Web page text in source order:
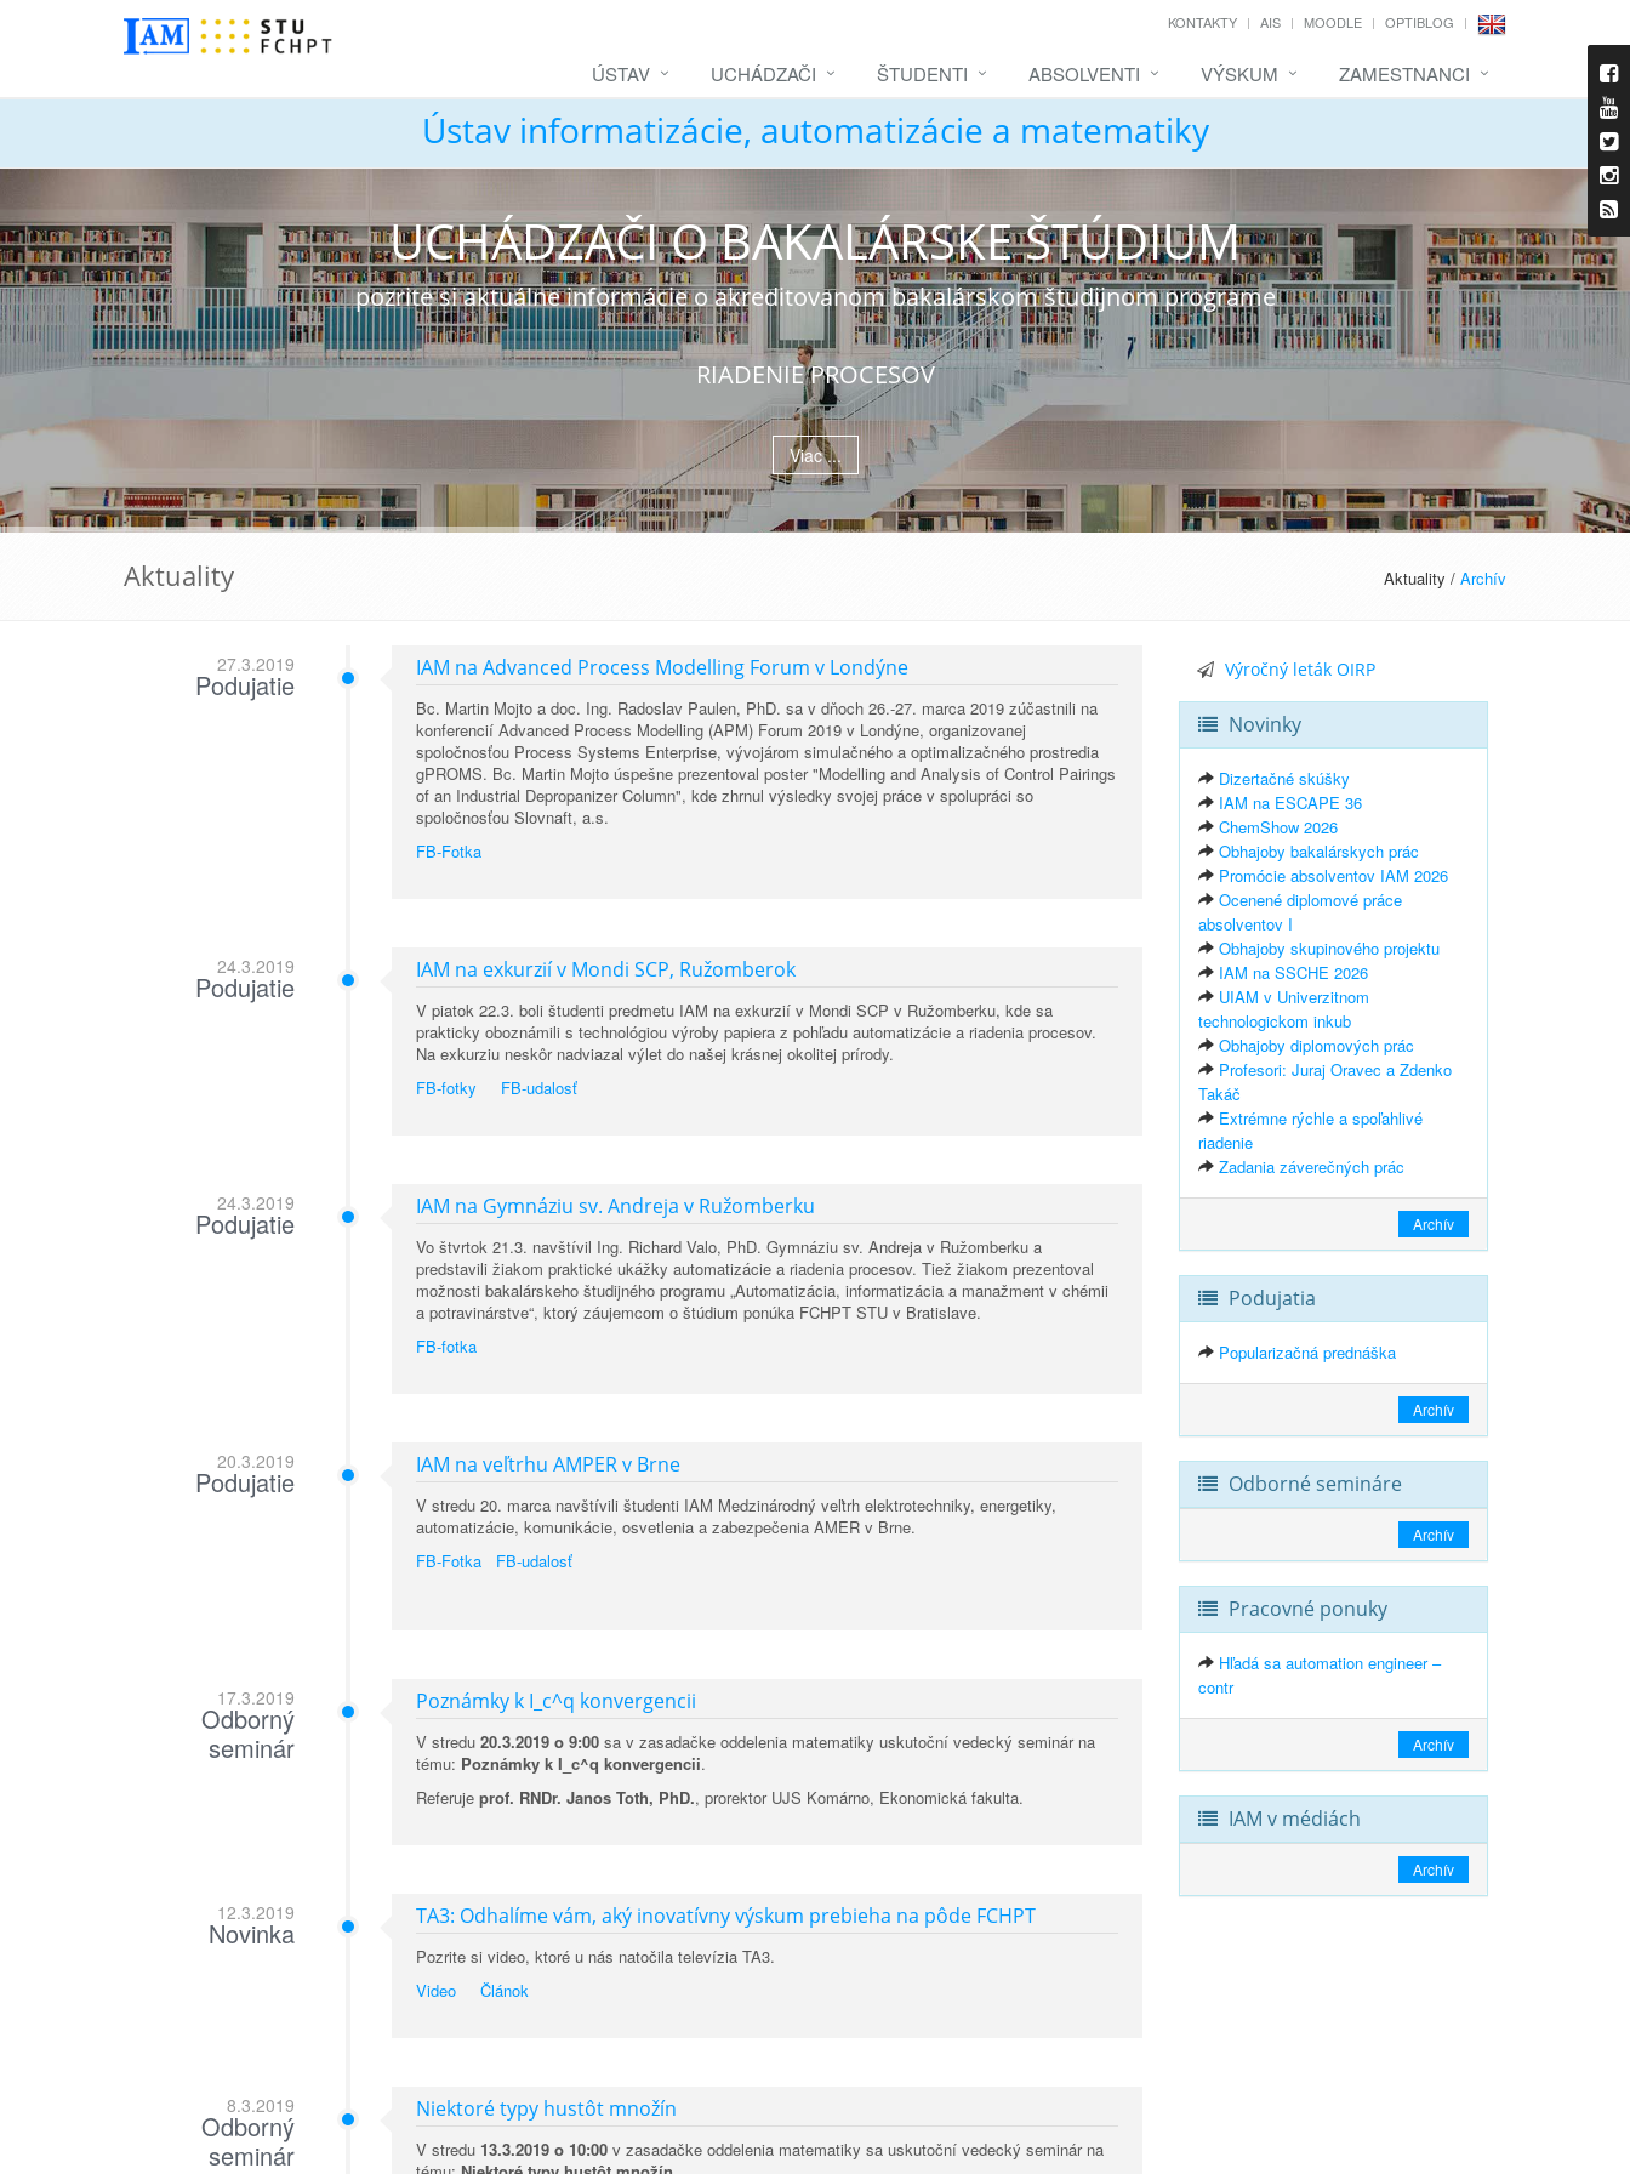
KONTAKTY AIS MOODLE OPTIBLOG
ÚSTAV UCHÁDZAČI ŠTUDENTI ABSOLVENTI VÝSKUM ZAMESTNANCI
Ústav informatizácie, automatizácie a matematiky
UCHÁDZAČI O BAKALÁRSKE ŠTÚDIUM
pozrite si aktuálne informácie o akreditovanom bakalárskom študijnom programe
RIADENIE PROCESOV
Viac ...
Aktuality Aktuality / Archív
27.3.2019
Podujatie IAM na Advanced Process Modelling Forum v Londýne
Bc. Martin Mojto a doc. Ing. Radoslav Paulen, PhD. sa v dňoch 26.-27. marca 2019 zúčastnili na
konferencií Advanced Process Modelling (APM) Forum 2019 v Londýne, organizovanej
spoločnosťou Process Systems Enterprise, vývojárom simulačného a optimalizačného prostredia
gPROMS. Bc. Martin Mojto úspešne prezentoval poster "Modelling and Analysis of Control Pairings
of an Industrial Depropanizer Column", kde zhrnul výsledky svojej práce v spolupráci so
spoločnosťou Slovnaft, a.s.
FB-Fotka
24.3.2019
Podujatie IAM na exkurzií v Mondi SCP, Ružomberok
V piatok 22.3. boli študenti predmetu IAM na exkurzií v Mondi SCP v Ružomberku, kde sa
prakticky oboznámili s technológiou výroby papiera z pohľadu automatizácie a riadenia procesov.
Na exkurziu neskôr nadviazal výlet do našej krásnej okolitej prírody.
FB-fotky
FB-udalosť
24.3.2019
Podujatie IAM na Gymnáziu sv. Andreja v Ružomberku
Vo štvrtok 21.3. navštívil Ing. Richard Valo, PhD. Gymnáziu sv. Andreja v Ružomberku a
predstavili žiakom praktické ukážky automatizácie a riadenia procesov. Tiež žiakom prezentoval
možnosti bakalárskeho študijného programu „Automatizácia, informatizácia a manažment v chémii
a potravinárstve“, ktorý záujemcom o štúdium ponúka FCHPT STU v Bratislave.
FB-fotka
20.3.2019
Podujatie IAM na veľtrhu AMPER v Brne
V stredu 20. marca navštívili študenti IAM Medzinárodný veľtrh elektrotechniky, energetiky,
automatizácie, komunikácie, osvetlenia a zabezpečenia AMER v Brne.
FB-Fotka
FB-udalosť
17.3.2019
Odborný
seminár
Poznámky k I_c^q konvergencii
V stredu20.3.2019 o 9:00 sa v zasadačke oddelenia matematiky uskutoční vedecký seminár na
tému: Poznámky k I_c^q konvergencii.
Referujeprof. RNDr. Janos Toth, PhD., prorektor UJS Komárno, Ekonomická fakulta.
12.3.2019
Novinka TA3: Odhalíme vám, aký inovatívny výskum prebieha na pôde FCHPT
Pozrite si video, ktoré u nás natočila televízia TA3.
Video
Článok
8.3.2019
Odborný
seminár
Niektoré typy hustôt množín
V stredu 13.3.2019 o 10:00 v zasadačke oddelenia matematiky sa uskutoční vedecký seminár na
Výročný leták OIRP
Novinky
Dizertačné skúšky
IAM na ESCAPE 36
ChemShow 2026
Obhajoby bakalárskych prác
Promócie absolventov IAM 2026
Ocenené diplomové práce
absolventov I
Obhajoby skupinového projektu
IAM na SSCHE 2026
UIAM v Univerzitnom
technologickom inkub
Obhajoby diplomových prác
Profesori: Juraj Oravec a Zdenko
Takáč
Extrémne rýchle a spoľahlivé
riadenie
Zadania záverečných prác
Archív
Podujatia
Popularizačná prednáška
Archív
Odborné semináre
Archív
Pracovné ponuky
Hľadá sa automation engineer –
contr
Archív
IAM v médiách
Archív